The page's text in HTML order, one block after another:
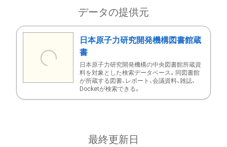
データの提供元
日本原子力研究開発機構図書館蔵
書
日本原子力研究開発機構の中央図書館所蔵資
料を対象とした検索データベース。同図書館
が所蔵する図書、レポート、会議資料、雑誌、
Docketが検索できる。
最終更新日